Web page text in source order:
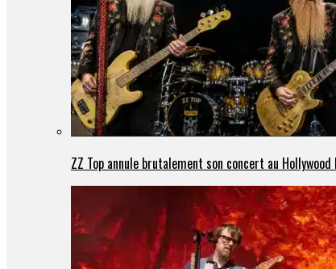
ZZ Top annule brutalement son concert au Hollywood